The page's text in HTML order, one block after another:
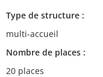
Type de structure :
multi-accueil
Nombre de places :
20 places